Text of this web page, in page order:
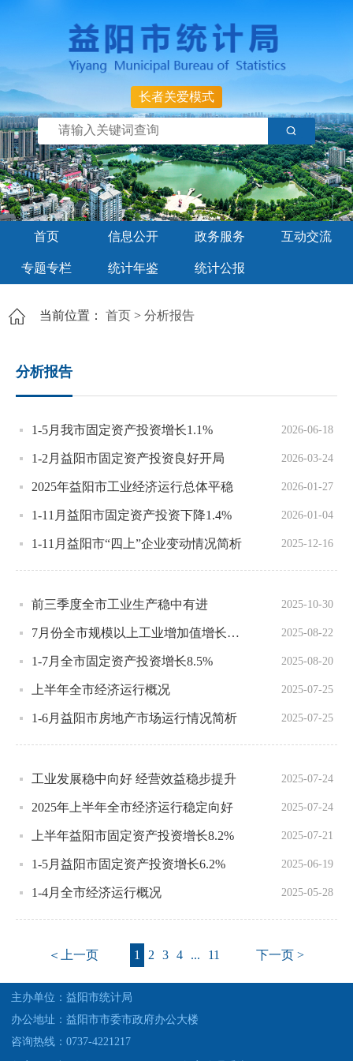
长者关爱模式
首页 信息公开 政务服务 互动交流
专题专栏 统计年鉴 统计公报
当前位置： 首页 > 分析报告
分析报告
1-5月我市固定资产投资增长1.1% 2026-06-18
1-2月益阳市固定资产投资良好开局 2026-03-24
2025年益阳市工业经济运行总体平稳 2026-01-27
1-11月益阳市固定资产投资下降1.4% 2026-01-04
1-11月益阳市“四上”企业变动情况简析 2025-12-16
前三季度全市工业生产稳中有进 2025-10-30
7月份全市规模以上工业增加值增长10.2% 2025-08-22
1-7月全市固定资产投资增长8.5% 2025-08-20
上半年全市经济运行概况 2025-07-25
1-6月益阳市房地产市场运行情况简析 2025-07-25
工业发展稳中向好 经营效益稳步提升 2025-07-24
2025年上半年全市经济运行稳定向好 2025-07-24
上半年益阳市固定资产投资增长8.2% 2025-07-21
1-5月益阳市固定资产投资增长6.2% 2025-06-19
1-4月全市经济运行概况 2025-05-28
＜上一页 1 2 3 4 ... 11 下一页 >
主办单位：益阳市统计局
办公地址：益阳市市委市政府办公大楼
咨询热线：0737-4221217